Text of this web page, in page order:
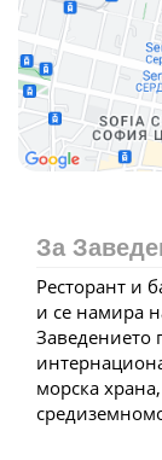
За
Ресторант и
и се намира
Заведението
морска